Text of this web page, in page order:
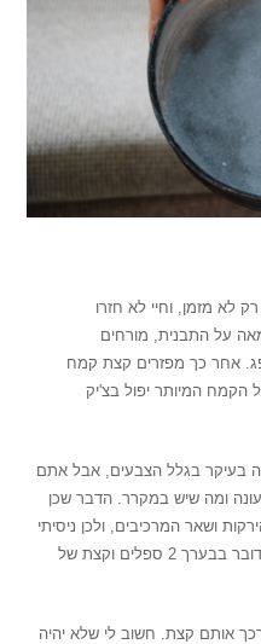
לא מזמן, וחיי לא חזרו
על התבנית, מורחים
אחר כך מפזרים קצת קמח
הקמח המיותר יפול בצ'יק
בעיקר בגלל הצבעים, אבל אתם
ומה שיש במקרר. הדבר שכן
ושאר המרכיבים, ולכן ניסיתי
למדוד בכוס את כמות הירק הכוללת. מדובר בבערך 2 ספלים וקצת של
אותם קצת. חשוב לי שלא יהיה